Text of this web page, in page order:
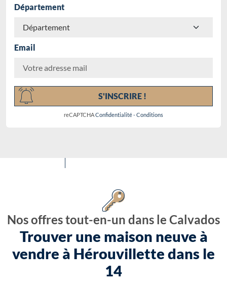
Département
Email
S'INSCRIRE !
reCAPTCHAConfidentialité-Conditions
Nos offres tout-en-un dans le Calvados
Trouver une maison neuve à
vendre à Hérouvillette dans le
14